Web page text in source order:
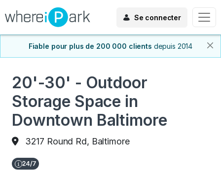
Se connecter
Fiable pour plus de 200 000 clients depuis 2014
20'-30' - Outdoor
Storage Space in
Downtown Baltimore
3217 Round Rd, Baltimore